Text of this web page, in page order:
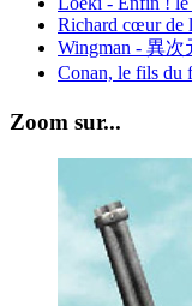
Richard cœur de
Wingman - 異
Conan, le fils
Zoom sur...